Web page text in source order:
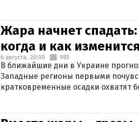
Жара начнет
когда и как
6 августа, 20:00 985
В ближайшие дни в Украине
Западные регионы первыми
кратковременные осадки охватят